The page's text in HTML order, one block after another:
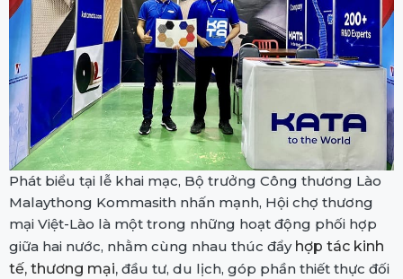
Phát biểu tại lễ khai mạc, Bộ trưởng Công thương Lào
Malaythong Kommasith nhấn mạnh, Hội chợ thương
mại Việt-Lào là một trong những hoạt động phối hợp
giữa hai nước, nhằm cùng nhau thúc đẩy hợp tác kinh
tế, thương mại, đầu tư, du lịch, góp phần thiết thực đối